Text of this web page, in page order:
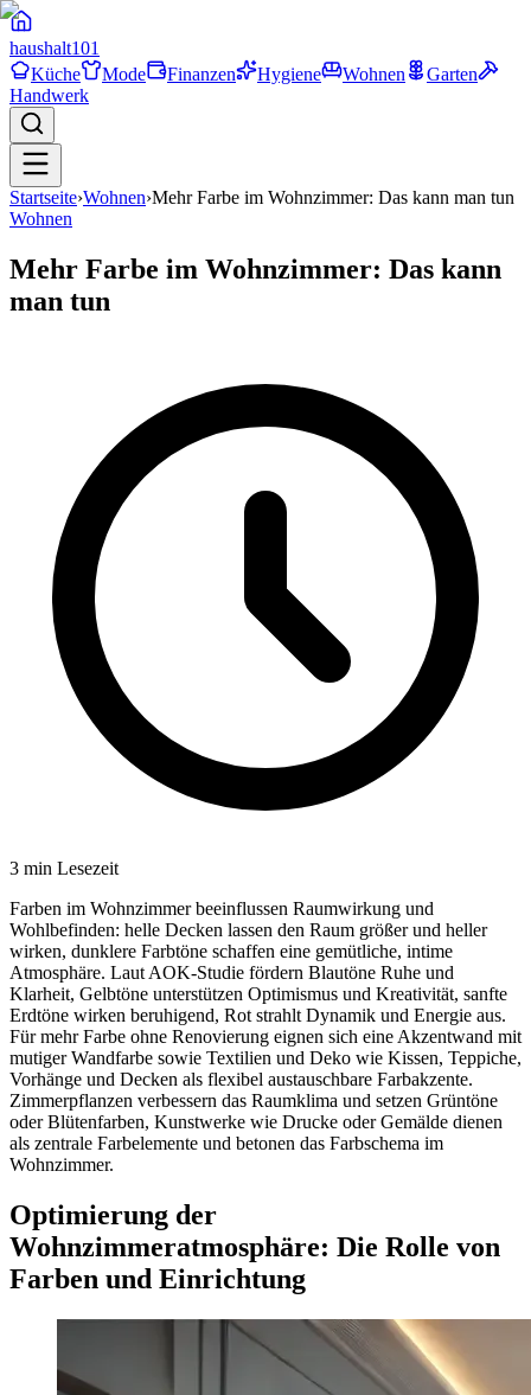
haushalt101
Küche
Mode Finanzen Hygiene Wohnen
Garten
Handwerk
Startseite›Wohnen›Mehr Farbe im Wohnzimmer: Das kann man tun
Wohnen
Mehr Farbe im Wohnzimmer: Das kann
man tun
3 min Lesezeit
Farben im Wohnzimmer beeinflussen Raumwirkung und
Wohlbefinden: helle Decken lassen den Raum größer und heller
wirken, dunklere Farbtöne schaffen eine gemütliche, intime
Atmosphäre. Laut AOK-Studie fördern Blautöne Ruhe und
Klarheit, Gelbtöne unterstützen Optimismus und Kreativität, sanfte
Erdtöne wirken beruhigend, Rot strahlt Dynamik und Energie aus.
Für mehr Farbe ohne Renovierung eignen sich eine Akzentwand mit
mutiger Wandfarbe sowie Textilien und Deko wie Kissen, Teppiche,
Vorhänge und Decken als flexibel austauschbare Farbakzente.
Zimmerpflanzen verbessern das Raumklima und setzen Grüntöne
oder Blütenfarben, Kunstwerke wie Drucke oder Gemälde dienen
als zentrale Farbelemente und betonen das Farbschema im
Wohnzimmer.
Optimierung der
Wohnzimmeratmosphäre: Die Rolle von
Farben und Einrichtung